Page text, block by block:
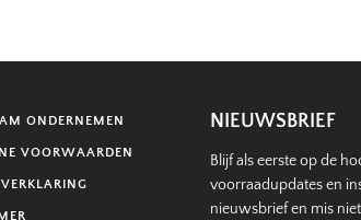
ONDERNEMEN
VOORWAARDEN
NIEUWSBRIEF
Blijf als eerste op de
voorraadupdates en
nieuwsbrief en mis